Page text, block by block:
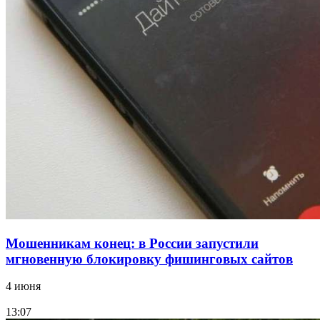
Сладкий праздник в Волгограде: в Центральном
парке прошёл фестиваль „Арбузный переполох“
Волгоградские компании нарастили экспорт:
заключены контракты на 3,6 млн долларов
Мошенникам конец: в России запустили
мгновенную блокировку фишинговых сайтов
4 июня
13:07